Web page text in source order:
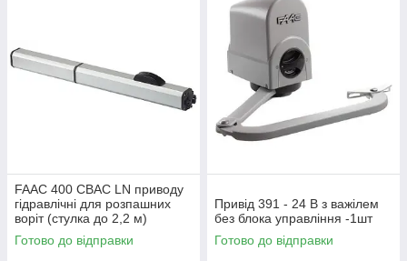
FAAC 400 CBAC LN приводу
гідравлічні для розпашних
воріт (стулка до 2,2 м)
Готово до відправки
Привід 391 - 24 В з важілем
без блока управління -1шт
Готово до відправки